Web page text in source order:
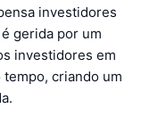
investidores
gerida por um
investidores em
criando um